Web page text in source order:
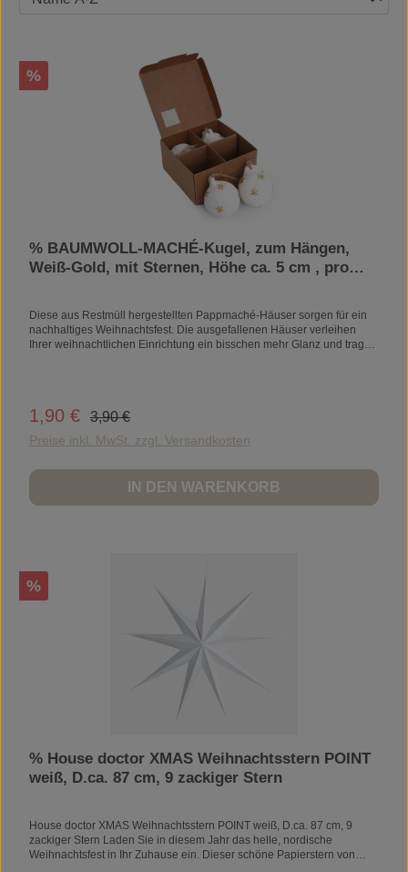
Rabatt
%
% BAUMWOLL-MACHÉ-Kugel, zum Hängen,
Weiß-Gold, mit Sternen, Höhe ca. 5 cm , pro
Diese aus Restmüll hergestellten Pappmaché-Häuser sorgen für ein
nachhaltiges Weihnachtsfest. Die ausgefallenen Häuser verleihen
Ihrer weihnachtlichen Einrichtung ein bisschen mehr Glanz und tragen
Verkaufspreis:
1,90 € Regulärer Preis:
3,90 €
Preise inkl. MwSt. zzgl. Versandkosten
IN DEN WARENKORB
Rabatt
%
% House doctor XMAS Weihnachtsstern POINT
weiß, D.ca. 87 cm, 9 zackiger Stern
House doctor XMAS Weihnachtsstern POINT weiß, D.ca. 87 cm, 9
zackiger Stern Laden Sie in diesem Jahr das helle, nordische
Weihnachtsfest in Ihr Zuhause ein. Dieser schöne Papierstern von